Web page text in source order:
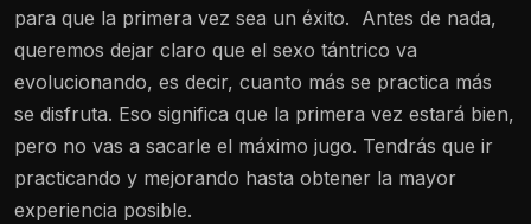
para que la primera vez sea un éxito. Antes de nada,
queremos dejar claro que el sexo tántrico va
evolucionando, es decir, cuanto más se practica más
se disfruta. Eso significa que la primera vez estará bien,
pero no vas a sacarle el máximo jugo. Tendrás que ir
practicando y mejorando hasta obtener la mayor
experiencia posible.